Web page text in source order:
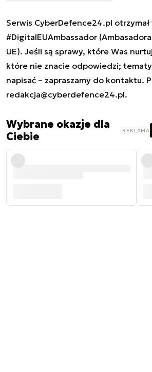
Serwis CyberDefence24.pl otrzymał
#DigitalEUAmbassador
UE). Jeśli są sprawy, które Was
które nie znacie odpowiedzi;
napisać – zapraszamy do kontaktu.
redakcja@cyberdefence24.pl.
Wybrane okazje dla
Ciebie
REKLAMA